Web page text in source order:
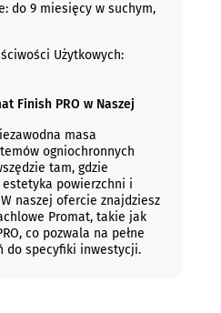
do 9 miesięcy w suchym,
Użytkowych:
Finish PRO w Naszej
masa
ogniochronnych
tam, gdzie
powierzchni i
naszej ofercie znajdziesz
Promat, takie jak
co pozwala na pełne
do specyfiki inwestycji.